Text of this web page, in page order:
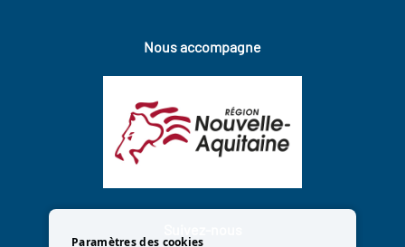
Nous accompagne
Paramètres des cookies